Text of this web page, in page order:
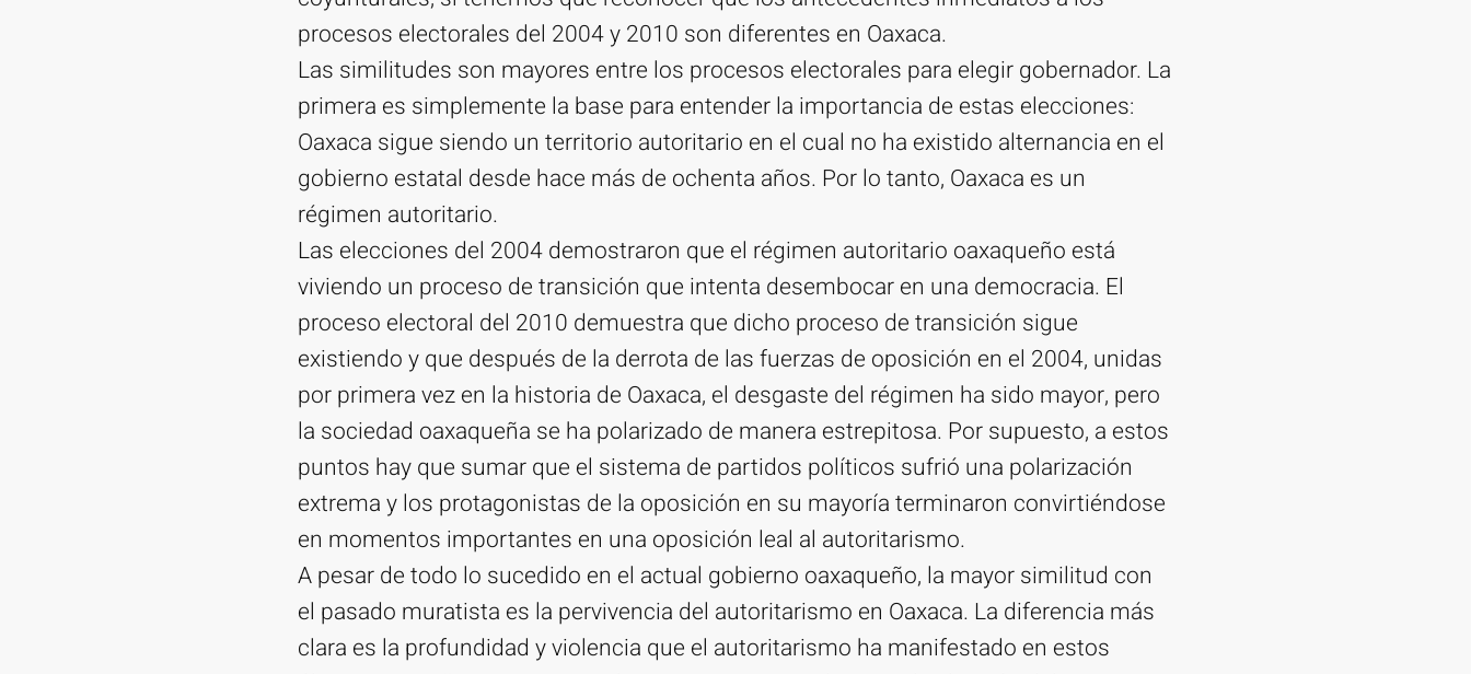
procesos electorales del 2004 y 2010 son diferentes en Oaxaca.
Las similitudes son mayores entre los procesos electorales para elegir gobernador. La
primera es simplemente la base para entender la importancia de estas elecciones:
Oaxaca sigue siendo un territorio autoritario en el cual no ha existido alternancia en el
gobierno estatal desde hace más de ochenta años. Por lo tanto, Oaxaca es un
régimen autoritario.
Las elecciones del 2004 demostraron que el régimen autoritario oaxaqueño está
viviendo un proceso de transición que intenta desembocar en una democracia. El
proceso electoral del 2010 demuestra que dicho proceso de transición sigue
existiendo y que después de la derrota de las fuerzas de oposición en el 2004, unidas
por primera vez en la historia de Oaxaca, el desgaste del régimen ha sido mayor, pero
la sociedad oaxaqueña se ha polarizado de manera estrepitosa. Por supuesto, a estos
puntos hay que sumar que el sistema de partidos políticos sufrió una polarización
extrema y los protagonistas de la oposición en su mayoría terminaron convirtiéndose
en momentos importantes en una oposición leal al autoritarismo.
A pesar de todo lo sucedido en el actual gobierno oaxaqueño, la mayor similitud con
el pasado muratista es la pervivencia del autoritarismo en Oaxaca. La diferencia más
clara es la profundidad y violencia que el autoritarismo ha manifestado en estos